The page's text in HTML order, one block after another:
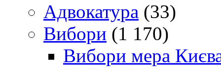
Адвокатура (33)
Вибори (1 170)
Вибори мера